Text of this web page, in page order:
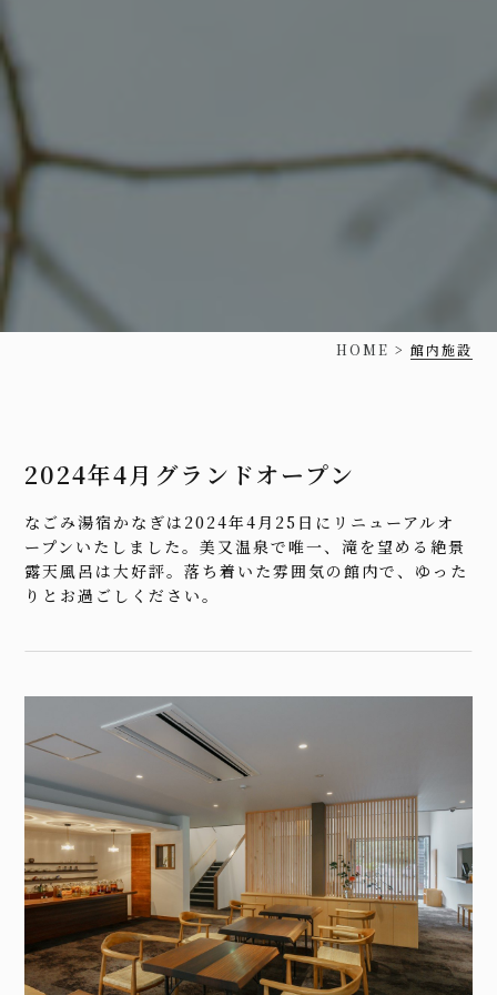
HOME > 館内施設
2024年4月グランドオープン
なごみ湯宿かなぎは2024年4月25日にリニューアルオ
ープンいたしました。美又温泉で唯一、滝を望める絶景
露天風呂は大好評。落ち着いた雰囲気の館内で、ゆった
りとお過ごしください。